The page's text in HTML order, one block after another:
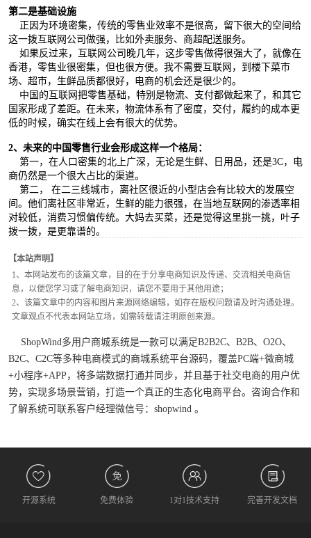
第二是基础设施
正因为环境密集，传统的零售业效率不是很高，留下很大的空间给
这一拨互联网公司做强，比如外卖服务、商超配送服务。
如果反过来，互联网公司晚几年，这步零售做得很强大了，就像在
香港，零售业很密集，但也很方便。我不需要互联网，到楼下菜市
场、超市，生鲜品质都很好，电商的机会还是很少的。
中国的互联网把零售基础，特别是物流、支付都做起来了，和其它
国家形成了差距。在未来，物流体系有了密度，交付，履约的成本更
低的时候，确实在线上会有很大的优势。
2、未来的中国零售行业会形成这样一个格局：
第一，在人口密集的北上广深，无论是生鲜、日用品，还是3C，电
商仍然是一个很大占比的渠道。
第二， 在二三线城市，离社区很近的小型店会有比较大的发展空
间。他们离社区非常近，生鲜的能力很强，在当地互联网的渗透率相
对较低，消费习惯偏传统。大妈去买菜，还是觉得这里挑一挑，叶子
拨一拨，是更靠谱的。
【本站声明】
1、本网站发布的该篇文章，目的在于分享电商知识及传递、交流相关电商信
息，以便您学习或了解电商知识，请您不要用于其他用途；
2、该篇文章中的内容和图片来源网络编辑，如存在版权问题请及时沟通处理。
文章观点不代表本网站立场，如需转载请注明原创来源。
ShopWind多用户商城系统是一款可以满足B2B2C、B2B、O2O、
B2C、C2C等多种电商模式的商城系统平台源码，覆盖PC端+微商城
+小程序+APP，将多端数据打通并同步，并且基于社交电商的用户优
势，实现多场景营销，打造一个真正的生态化电商平台。咨询合作和
了解系统可联系客户经理微信号：shopwind 。
开源系统 免费体验 1对1技术支持 完善开发文档